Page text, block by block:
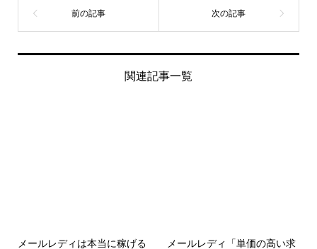
関連記事一覧
メールレディは本当に稼げる
メールレディ「単価の高い求